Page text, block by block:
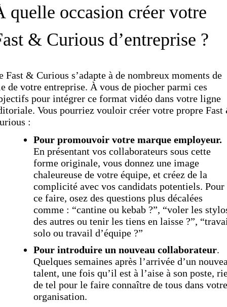
quelle occasion créer votre
& Curious d’entreprise ?
Fast & Curious s’adapte à de nombreux moments de
de votre entreprise. À vous de piocher parmi ces
pour intégrer ce format vidéo dans votre ligne
Vous pourriez vouloir créer votre propre Fast
:
Pour promouvoir votre marque employeur.
En présentant vos collaborateurs sous cette
forme originale, vous donnez une image
chaleureuse de votre équipe, et créez de la
complicité avec vos candidats potentiels. Pour
ce faire, osez des questions plus décalées
comme : “cantine ou kebab ?”, “voler les
des autres ou tenir les tiens en laisse ?”,
solo ou travail d’équipe ?”
Pour introduire un nouveau collaborateur.
Quelques semaines après l’arrivée d’un
talent, une fois qu’il est à l’aise à son poste,
de tel pour le faire connaître de tous dans votre
organisation.